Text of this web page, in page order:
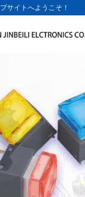
サイトへようこそ！